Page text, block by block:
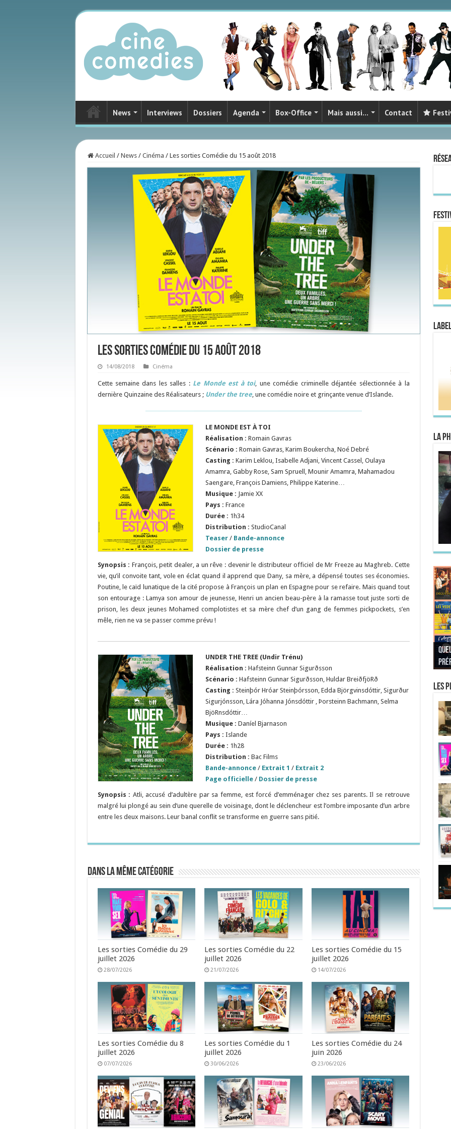
News Interviews Dossiers Agenda Box-Office Mais aussi… Contact
Accueil / News / Cinéma / Les sorties Comédie du 15 août 2018
Les sorties Comédie du 15 août 2018
14/08/2018 Cinéma
Cette semaine dans les salles : Le Monde est à toi, une comédie criminelle déjantée sélectionnée à la
dernière Quinzaine des Réalisateurs ; Under the tree, une comédie noire et grinçante venue d’Islande.
LE MONDE EST À TOI
Réalisation :Romain Gavras
Scénario : Romain Gavras, Karim Boukercha, Noé Debré
Casting :Karim Leklou, Isabelle Adjani, Vincent Cassel, Oulaya
Amamra, Gabby Rose, Sam Spruell, Mounir Amamra, Mahamadou
Saengare, François Damiens, Philippe Katerine…
Musique : Jamie XX
Pays : France
Durée : 1h34
Distribution : StudioCanal
Teaser / Bande-annonce
Dossier de presse
Synopsis : François, petit dealer, a un rêve : devenir le distributeur officiel de Mr Freeze au Maghreb. Cette
vie, qu’il convoite tant, vole en éclat quand il apprend que Dany, sa mère, a dépensé toutes ses économies.
Poutine, le caïd lunatique de la cité propose à François un plan en Espagne pour se refaire. Mais quand tout
son entourage : Lamya son amour de jeunesse, Henri un ancien beau-père à la ramasse tout juste sorti de
prison, les deux jeunes Mohamed complotistes et sa mère chef d’un gang de femmes pickpockets, s’en
mêle, rien ne va se passer comme prévu !
UNDER THE TREE (Undir Trénu)
Réalisation :Hafsteinn Gunnar Sigurðsson
Scénario : Hafsteinn Gunnar Sigurðsson, Huldar BreiðfjöRð
Casting :Steinþór Hróar Steinþórsson, Edda Björgvinsdóttir, Sigurður
Sigurjónsson, Lára Jóhanna Jónsdóttir , Þorsteinn Bachmann, Selma
BjöRnsdóttir…
Musique : Daníel Bjarnason
Pays : Islande
Durée : 1h28
Distribution : Bac Films
Bande-annonce / Extrait 1 / Extrait 2
Page officielle / Dossier de presse
Synopsis : Atli, accusé d’adultère par sa femme, est forcé d’emménager chez ses parents. Il se retrouve
malgré lui plongé au sein d’une querelle de voisinage, dont le déclencheur est l’ombre imposante d’un arbre
entre les deux maisons. Leur banal conflit se transforme en guerre sans pitié.
Dans la même catégorie
Les sorties Comédie du 29
juillet 2026
28/07/2026
Les sorties Comédie du 22
juillet 2026
21/07/2026
Les sorties Comédie du 15
juillet 2026
14/07/2026
Les sorties Comédie du 8
juillet 2026
07/07/2026
Les sorties Comédie du 1
juillet 2026
30/06/2026
Les sorties Comédie du 24
juin 2026
23/06/2026
La
Les